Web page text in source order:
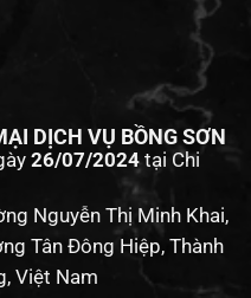
DỊCH VỤ BỒNG SƠN
26/07/2024tại Chi
Nguyễn Thị Minh Khai,
Tân Đông Hiệp, Thành
Việt Nam